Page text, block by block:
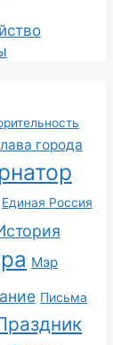
города
Единая Россия
Мэр
Письма